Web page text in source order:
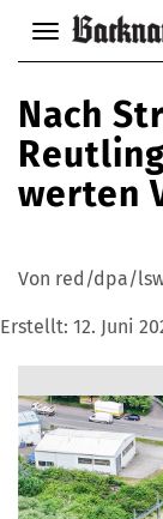
Navigation
anzeigen
verbergen
Nach
werten
Von red/dpa/
Erstellt: 12. Juni